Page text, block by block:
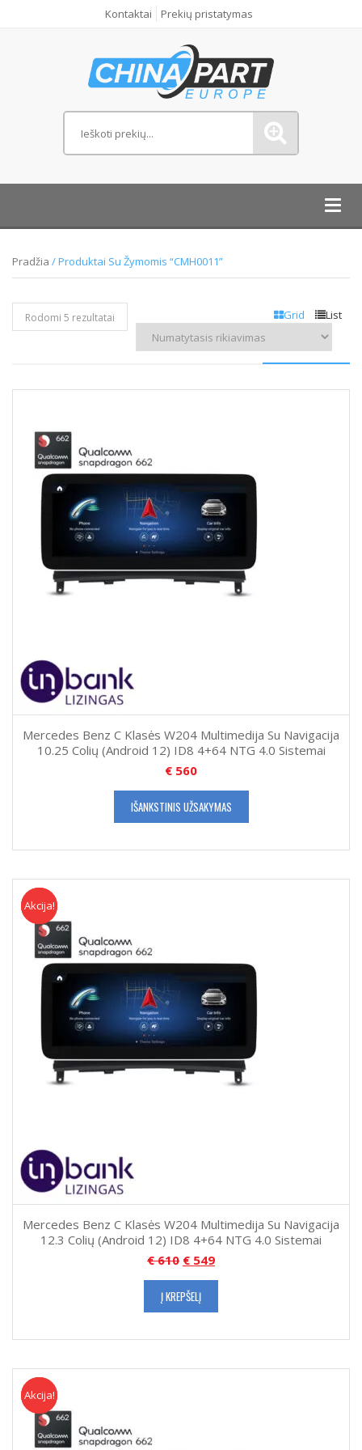
Kontaktai Prekių pristatymas
Pradžia / Produktai Su Žymomis “CMH0011”
Grid List
Rodomi 5 rezultatai
Mercedes Benz C Klasės W204 Multimedija Su Navigacija
10.25 Colių (Android 12) ID8 4+64 NTG 4.0 Sistemai
€ 560
IŠANKSTINIS UŽSAKYMAS
Akcija
Akcija!
Mercedes Benz C Klasės W204 Multimedija Su Navigacija
12.3 Colių (Android 12) ID8 4+64 NTG 4.0 Sistemai
€610 € 549
Į KREPŠELĮ
Akcija
Akcija!